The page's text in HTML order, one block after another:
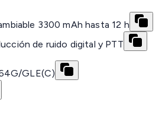
3300 mAh hasta 12 h
de ruido digital y PTT
GLE(C)